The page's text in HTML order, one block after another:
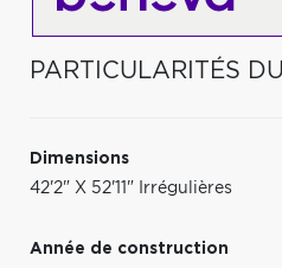
PARTICULARITÉS
Dimensions
42'2" X 52'11" Irrégulières
Année de construction